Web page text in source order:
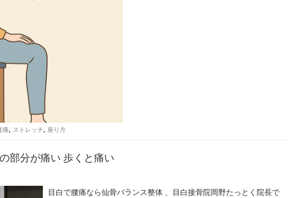
痛, ストレッチ, 座り方
部分が痛い 歩くと痛い
目白で腰痛なら仙骨バランス整体 、目白接骨院岡野たっとく院長で